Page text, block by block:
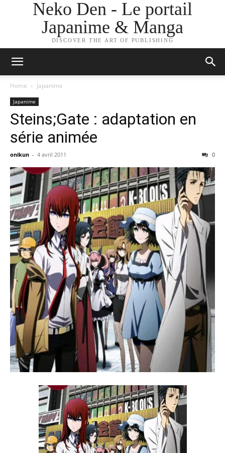
Neko Den - Le portail
Japanime & Manga
DISCOVER THE ART OF PUBLISHING
Home Japanime
Japanime
Steins;Gate : adaptation en
série animée
onikun - 4 avril 2011 0